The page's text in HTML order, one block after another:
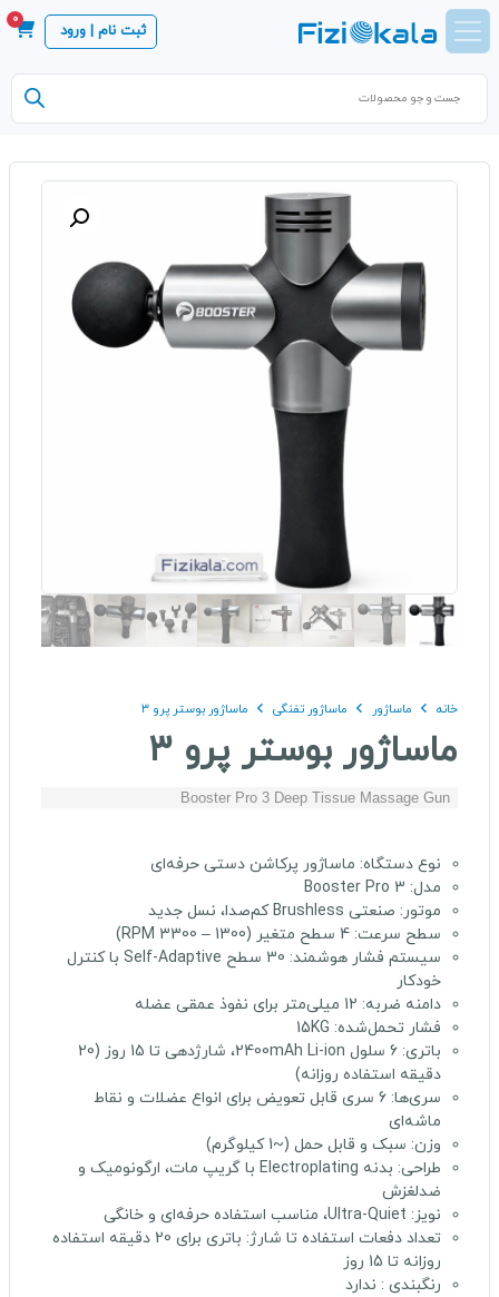
ثبت نام | ورود
0
Products
search
خانه ماساژور ماساژور تفنگی ماساژور بوستر پرو ۳
ماساژور بوستر پرو ۳
Booster Pro 3 Deep Tissue Massage Gun
نوع دستگاه: ماساژور پرکاشن دستی حرفه‌ای
مدل:
موتور: صنعتی Brushless کم‌صدا، نسل جدید
سطح سرعت:
سیستم فشار هوشمند:
30 سطح Self-Adaptive با کنترل
خودکار
دامنه ضربه:
فشار تحمل‌شده:
باتری:
6 سلول 2400mAh Li-ion، شارژدهی تا 15 روز (20
دقیقه استفاده روزانه)
سری‌ها:
6 سری قابل تعویض برای انواع عضلات و نقاط
ماشه‌ای
وزن: سبک و قابل حمل (~1 کیلوگرم)
طراحی:
بدنه Electroplating با گریپ مات، ارگونومیک و
ضدلغزش
نویز:
تعداد دفعات استفاده تا شارژ:
باتری برای 20 دقیقه استفاده
روزانه تا 15 روز
رنگبندی : ندارد